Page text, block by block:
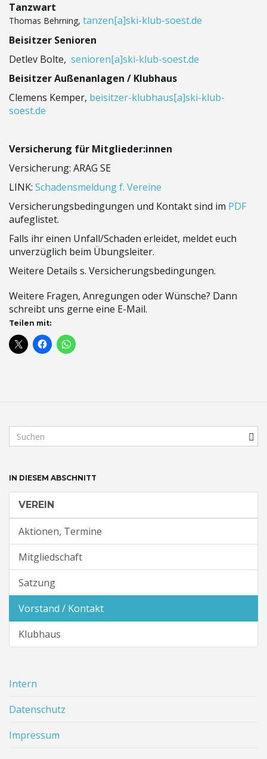
Tanzwart
Thomas Behrning, tanzen[a]ski-klub-soest.de
Beisitzer Senioren
Detlev Bolte, senioren[a]ski-klub-soest.de
Beisitzer Außenanlagen / Klubhaus
Clemens Kemper, beisitzer-klubhaus[a]ski-klub-
soest.de
Versicherung für Mitglieder:innen
Versicherung: ARAG SE
LINK: Schadensmeldung f. Vereine
Versicherungsbedingungen und Kontakt sind im PDF
aufeglistet.
Falls ihr einen Unfall/Schaden erleidet, meldet euch
unverzüglich beim Übungsleiter.
Weitere Details s. Versicherungsbedingungen.
Weitere Fragen, Anregungen oder Wünsche? Dann
schreibt uns gerne eine E-Mail.
Teilen mit:
u
b
IN DIESEM ABSCHNITT
VEREIN
Aktionen, Termine
Mitgliedschaft
Satzung
Vorstand / Kontakt
Klubhaus
Intern
Datenschutz
Impressum